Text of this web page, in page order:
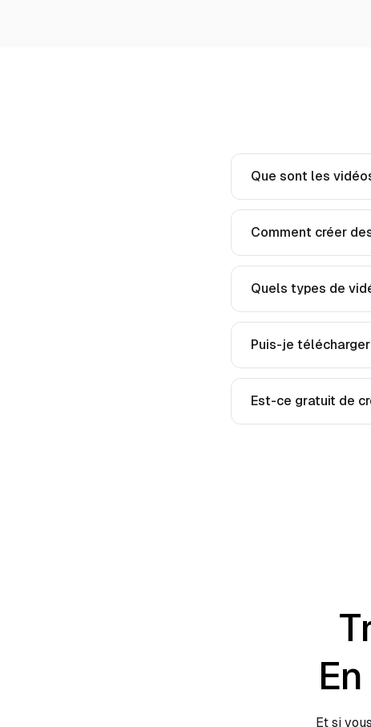
Que sont les
Comment créer
Quels types de
Puis-je
Est-ce gratuit de
Et si